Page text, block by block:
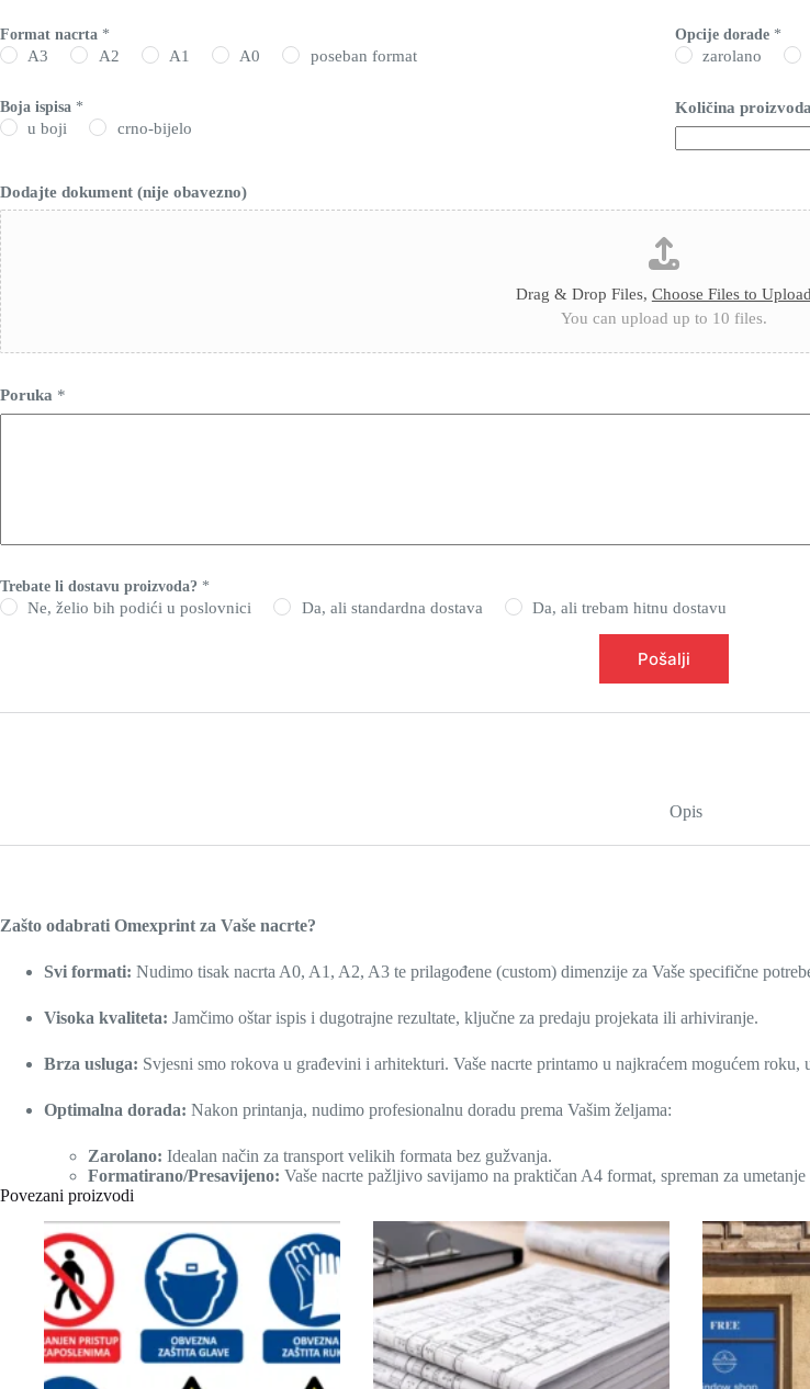
Format nacrta *
A3 A2 A1 A0 poseban format
Opcije dorade *
zarolano
Boja ispisa *
u boji crno-bijelo
Količina proizvoda
b
a
v
e
z
n
o
)
F
m
a
Dodajte dokument (nije obavezno)
Drag & Drop Files, Choose Files to Upload
You can upload up to 10 files.
Poruka *
Trebate li dostavu proizvoda? *
Ne, želio bih podići u poslovnici Da, ali standardna dostava Da, ali trebam hitnu dostavu
Pošalji
Opis
Zašto odabrati Omexprint za Vaše nacrte?
Svi formati: Nudimo tisak nacrta A0, A1, A2, A3 te prilagođene (custom) dimenzije za Vaše specifične
Visoka kvaliteta: Jamčimo oštar ispis i dugotrajne rezultate, ključne za predaju projekata ili arhiviranje.
Brza usluga: Svjesni smo rokova u građevini i arhitekturi. Vaše nacrte printamo u najkraćem mogućem
Optimalna dorada: Nakon printanja, nudimo profesionalnu doradu prema Vašim željama:
Zarolano: Idealan način za transport velikih formata bez gužvanja.
Formatirano/Presavijeno: Vaše nacrte pažljivo savijamo na praktičan A4 format, spreman za
Povezani proizvodi